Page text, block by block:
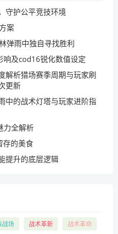
守护公平竞技环境
案
弹雨中独自寻找胜利
响及cod16锐化数值设定
解析猎场赛季周期与玩家刷
更新
中的战术灯塔与玩家进阶指
力全解析
存的美食
提升的底层逻辑
战场 战术革新 战术革命